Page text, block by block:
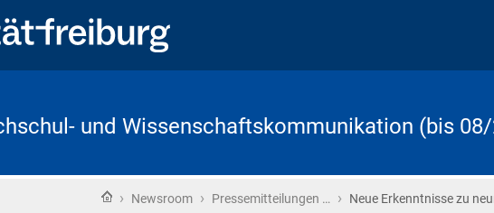
und Wissenschaftskommunikation (bis
Startseite
› Newsroom › Pressemitteilungen … › Neue Erkenntnisse zu